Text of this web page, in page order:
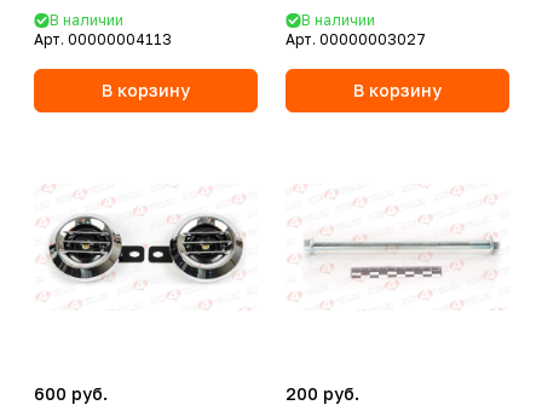
В наличии
Арт. 00000004113
В корзину
В наличии
Арт. 00000003027
В корзину
600 руб.
200 руб.